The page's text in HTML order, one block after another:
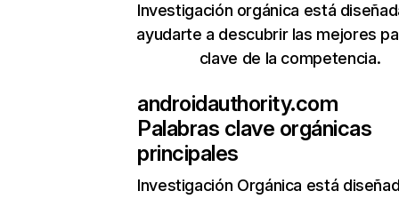
Investigación orgánica está
ayudarte a descubrir las mejores
clave de la competencia.
androidauthority.com
Palabras clave orgánicas
principales
Investigación Orgánica está